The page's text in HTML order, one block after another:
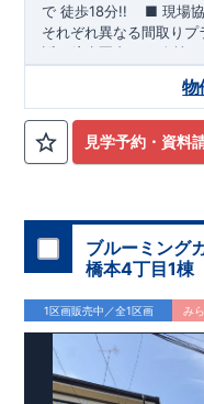
で 徒歩18分!!
■ 現場
それぞれ異なる間取りプ
設が徒歩圏内♪
全棟
■
◆ ブルーミングガー
・住宅ローン減税
宅性能評価ダブル取得予
計段階で、国が認めた
だけでなく、「現場の
しております。■全棟自
確だからこそ、お客様
業が協力しあい、最良
中間マージンを抑える
見学予約・資料
物
ブルーミング
橋本4丁目1棟
1区画販売中／全1区画 み